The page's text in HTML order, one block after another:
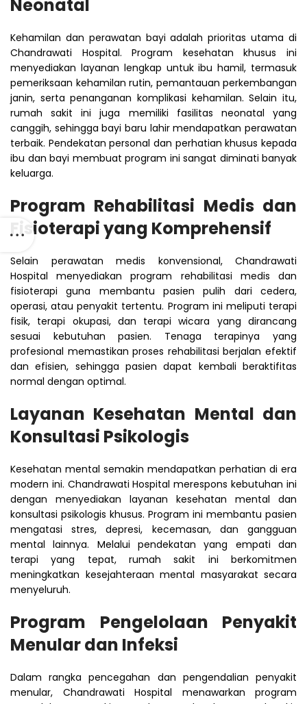
Neonatal
Kehamilan dan perawatan bayi adalah prioritas utama di
Chandrawati Hospital. Program kesehatan khusus ini
menyediakan layanan lengkap untuk ibu hamil, termasuk
pemeriksaan kehamilan rutin, pemantauan perkembangan
janin, serta penanganan komplikasi kehamilan. Selain itu,
rumah sakit ini juga memiliki fasilitas neonatal yang
canggih, sehingga bayi baru lahir mendapatkan perawatan
terbaik. Pendekatan personal dan perhatian khusus kepada
ibu dan bayi membuat program ini sangat diminati banyak
keluarga.
Program Rehabilitasi Medis dan
Fisioterapi yang Komprehensif
Selain perawatan medis konvensional, Chandrawati
Hospital menyediakan program rehabilitasi medis dan
fisioterapi guna membantu pasien pulih dari cedera,
operasi, atau penyakit tertentu. Program ini meliputi terapi
fisik, terapi okupasi, dan terapi wicara yang dirancang
sesuai kebutuhan pasien. Tenaga terapinya yang
profesional memastikan proses rehabilitasi berjalan efektif
dan efisien, sehingga pasien dapat kembali beraktifitas
normal dengan optimal.
Layanan Kesehatan Mental dan
Konsultasi Psikologis
Kesehatan mental semakin mendapatkan perhatian di era
modern ini. Chandrawati Hospital merespons kebutuhan ini
dengan menyediakan layanan kesehatan mental dan
konsultasi psikologis khusus. Program ini membantu pasien
mengatasi stres, depresi, kecemasan, dan gangguan
mental lainnya. Melalui pendekatan yang empati dan
terapi yang tepat, rumah sakit ini berkomitmen
meningkatkan kesejahteraan mental masyarakat secara
menyeluruh.
Program Pengelolaan Penyakit
Menular dan Infeksi
Dalam rangka pencegahan dan pengendalian penyakit
menular, Chandrawati Hospital menawarkan program